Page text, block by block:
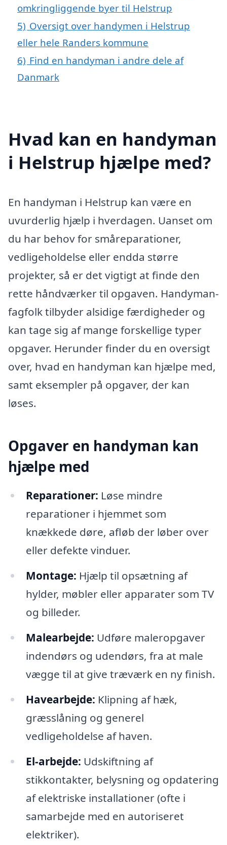
omkringliggende byer til Helstrup
5) Oversigt over handymen i Helstrup
eller hele Randers kommune
6) Find en handyman i andre dele af
Danmark
Hvad kan en handyman
i Helstrup hjælpe med?
En handyman i Helstrup kan være en
uvurderlig hjælp i hverdagen. Uanset om
du har behov for småreparationer,
vedligeholdelse eller endda større
projekter, så er det vigtigt at finde den
rette håndværker til opgaven. Handyman-
fagfolk tilbyder alsidige færdigheder og
kan tage sig af mange forskellige typer
opgaver. Herunder finder du en oversigt
over, hvad en handyman kan hjælpe med,
samt eksempler på opgaver, der kan
løses.
Opgaver en handyman kan
hjælpe med
Reparationer: Løse mindre
reparationer i hjemmet som
knækkede døre, afløb der løber over
eller defekte vinduer.
Montage: Hjælp til opsætning af
hylder, møbler eller apparater som TV
og billeder.
Malearbejde: Udføre maleropgaver
indendørs og udendørs, fra at male
vægge til at give træværk en ny finish.
Havearbejde: Klipning af hæk,
græsslåning og generel
vedligeholdelse af haven.
El-arbejde: Udskiftning af
stikkontakter, belysning og opdatering
af elektriske installationer (ofte i
samarbejde med en autoriseret
elektriker).